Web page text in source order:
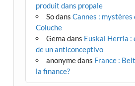
produit dans propale
SodansCannes : mystères
Coluche
Gema dans Euskal Herria :
de un anticonceptivo
anonymedans France :
la finance?